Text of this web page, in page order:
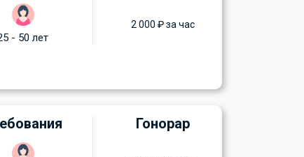
- 50 лет
2 000 ₽ за час
Гонорар